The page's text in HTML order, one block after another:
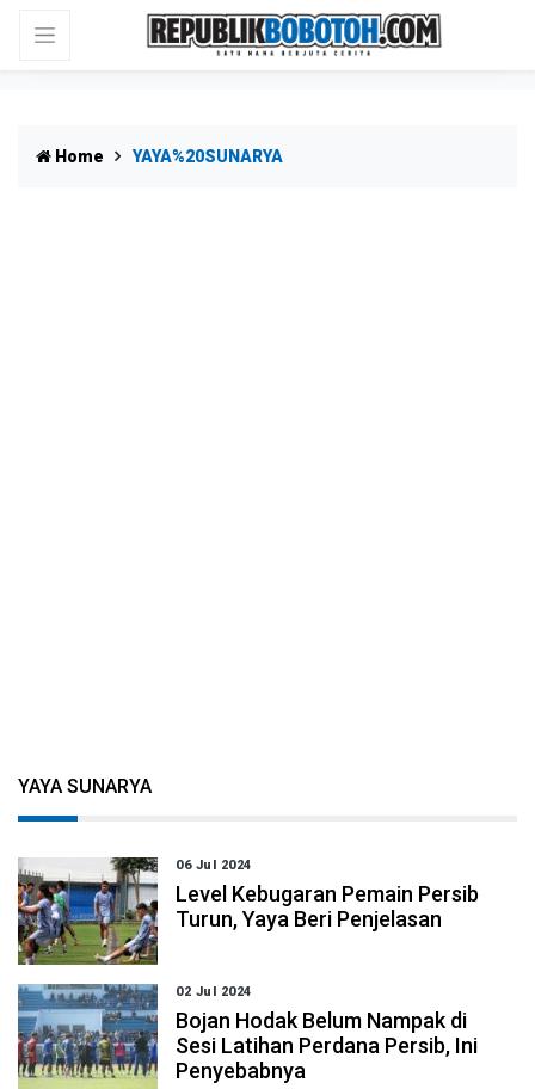
Home YAYA%20SUNARYA
YAYA SUNARYA
06 Jul 2024
Level Kebugaran Pemain Persib
Turun, Yaya Beri Penjelasan
02 Jul 2024
Bojan Hodak Belum Nampak di
Sesi Latihan Perdana Persib, Ini
Penyebabnya